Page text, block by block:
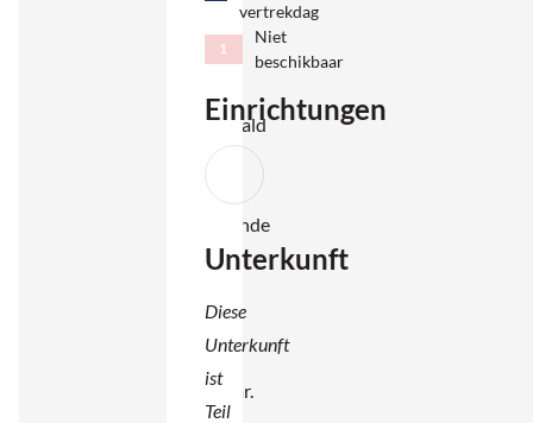
suchen.
Kiefernwald
und die
breiten
Sandstrände
sind zu
Radweg
erreichbar.
vertrekdag
1
Niet
beschikbaar
Einrichtungen
Unterkunft
Diese
Unterkunft
ist
Teil